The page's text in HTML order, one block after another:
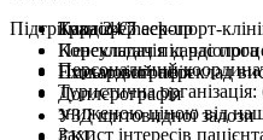
Кардіо Check-up
Консультація кардіолога
Ехокардіографія
Доплерографія
УЗД щитовидної залози
Трансфер аеропорт-
Перекладач під час
Письмовий переклад
Підтримка 24/7
Персональний
Туристична
зниженою ціною від
Захист інтересів